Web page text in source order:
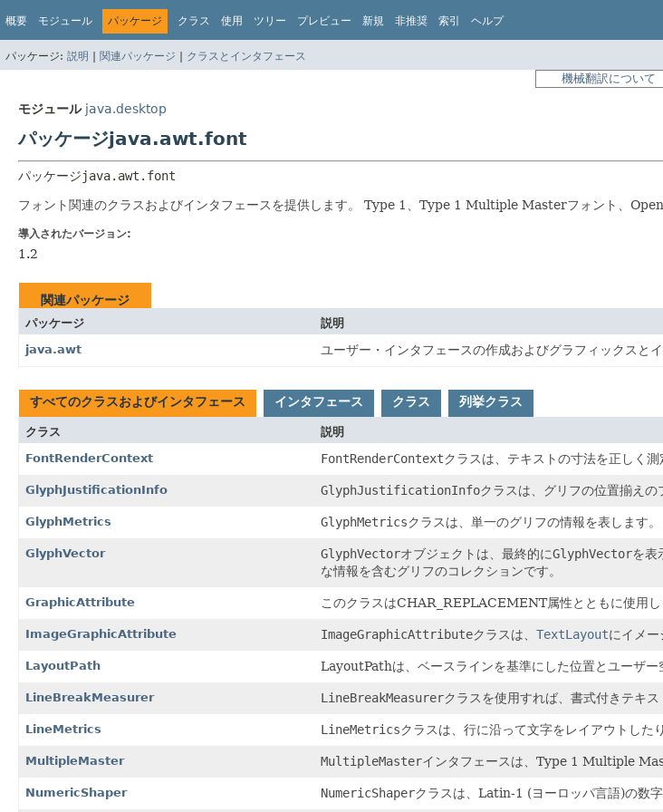
概要 モジュール パッケージ クラス 使用 ツリー プレビュー 新規 非推奨 索引 ヘルプ
パッケージ: 説明 | 関連パッケージ | クラスとインタフェース
機械翻訳について
モジュール java.desktop
パッケージjava.awt.font
パッケージjava.awt.font
フォント関連のクラスおよびインタフェースを提供します。
Type 1、Type 1 Multiple Masterフォント、
導入されたバージョン:
1.2
関連パッケージ
パッケージ
説明
java.awt
ユーザー・インタフェースの作成およびグラフィックスと
すべてのクラスおよびインタフェース インタフェース クラス 列挙クラス
クラス
説明
FontRenderContext
FontRenderContextクラスは、テキストの寸法を正しく
GlyphJustificationInfo GlyphJustificationInfoクラスは、グリフの位置揃えの
GlyphMetrics GlyphMetricsクラスは、単一のグリフの情報を表します。
GlyphVector GlyphVectorオブジェクトは、最終的にGlyphVectorを表
な情報を含むグリフのコレクションです。
GraphicAttribute このクラスはCHAR_REPLACEMENT属性とともに使用し
ImageGraphicAttribute ImageGraphicAttributeクラスは、 TextLayoutにイメー
LayoutPath LayoutPathは、ベースラインを基準にした位置とユーザー
LineBreakMeasurer LineBreakMeasurerクラスを使用すれば、書式付きテキ
LineMetrics LineMetricsクラスは、行に沿って文字をレイアウトした
MultipleMaster MultipleMasterインタフェースは、Type 1 Multiple
NumericShaper NumericShaperクラスは、Latin-1 (ヨーロッパ言語)の数